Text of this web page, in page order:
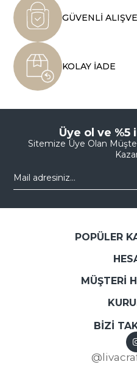
GÜVENLİ
KOLAY İADE
Üye ol ve
Sitemize Üye Olan
POPÜLER
MÜŞTERİ
BİZİ